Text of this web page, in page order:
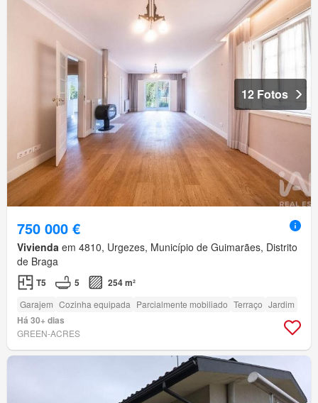
12 Fotos
750 000 €
Vivienda em 4810, Urgezes, Município de Guimarães, Distrito
de Braga
T5 5 254 m²
Garajem Cozinha equipada Parcialmente mobiliado Terraço Jardim
Há 30+ dias
GREEN-ACRES